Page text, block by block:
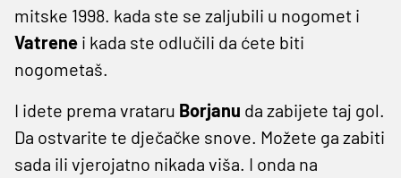
mitske 1998. kada ste se zaljubili u nogomet i
Vatrene i kada ste odlučili da ćete biti
nogometaš.
I idete prema vrataru Borjanu da zabijete taj gol.
Da ostvarite te dječačke snove. Možete ga zabiti
sada ili vjerojatno nikada viša. I onda na